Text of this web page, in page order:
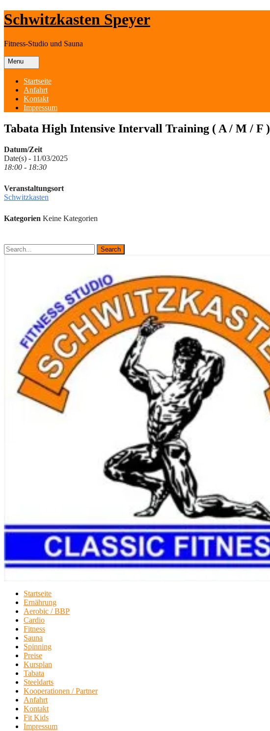
Skip
to
Schwitzkasten Speyer
Fitness-Studio und Sauna
Menu
Startseite
Anfahrt
Kontakt
Impressum
Tabata High Intensive Intervall Training ( A / M / F )
Datum/Zeit
Date(s) - 11/03/2025
18:00 - 18:30
Veranstaltungsort
Schwitzkasten
Kategorien Keine Kategorien
Startseite
Ernährung
Aerobic / BBP
Cardio
Fitness
Sauna
Spinning
Preise
Kursplan
Tabata
Steeldarts
Kooperationen / Partner
Anfahrt
Kontakt
Fit Kids
Impressum